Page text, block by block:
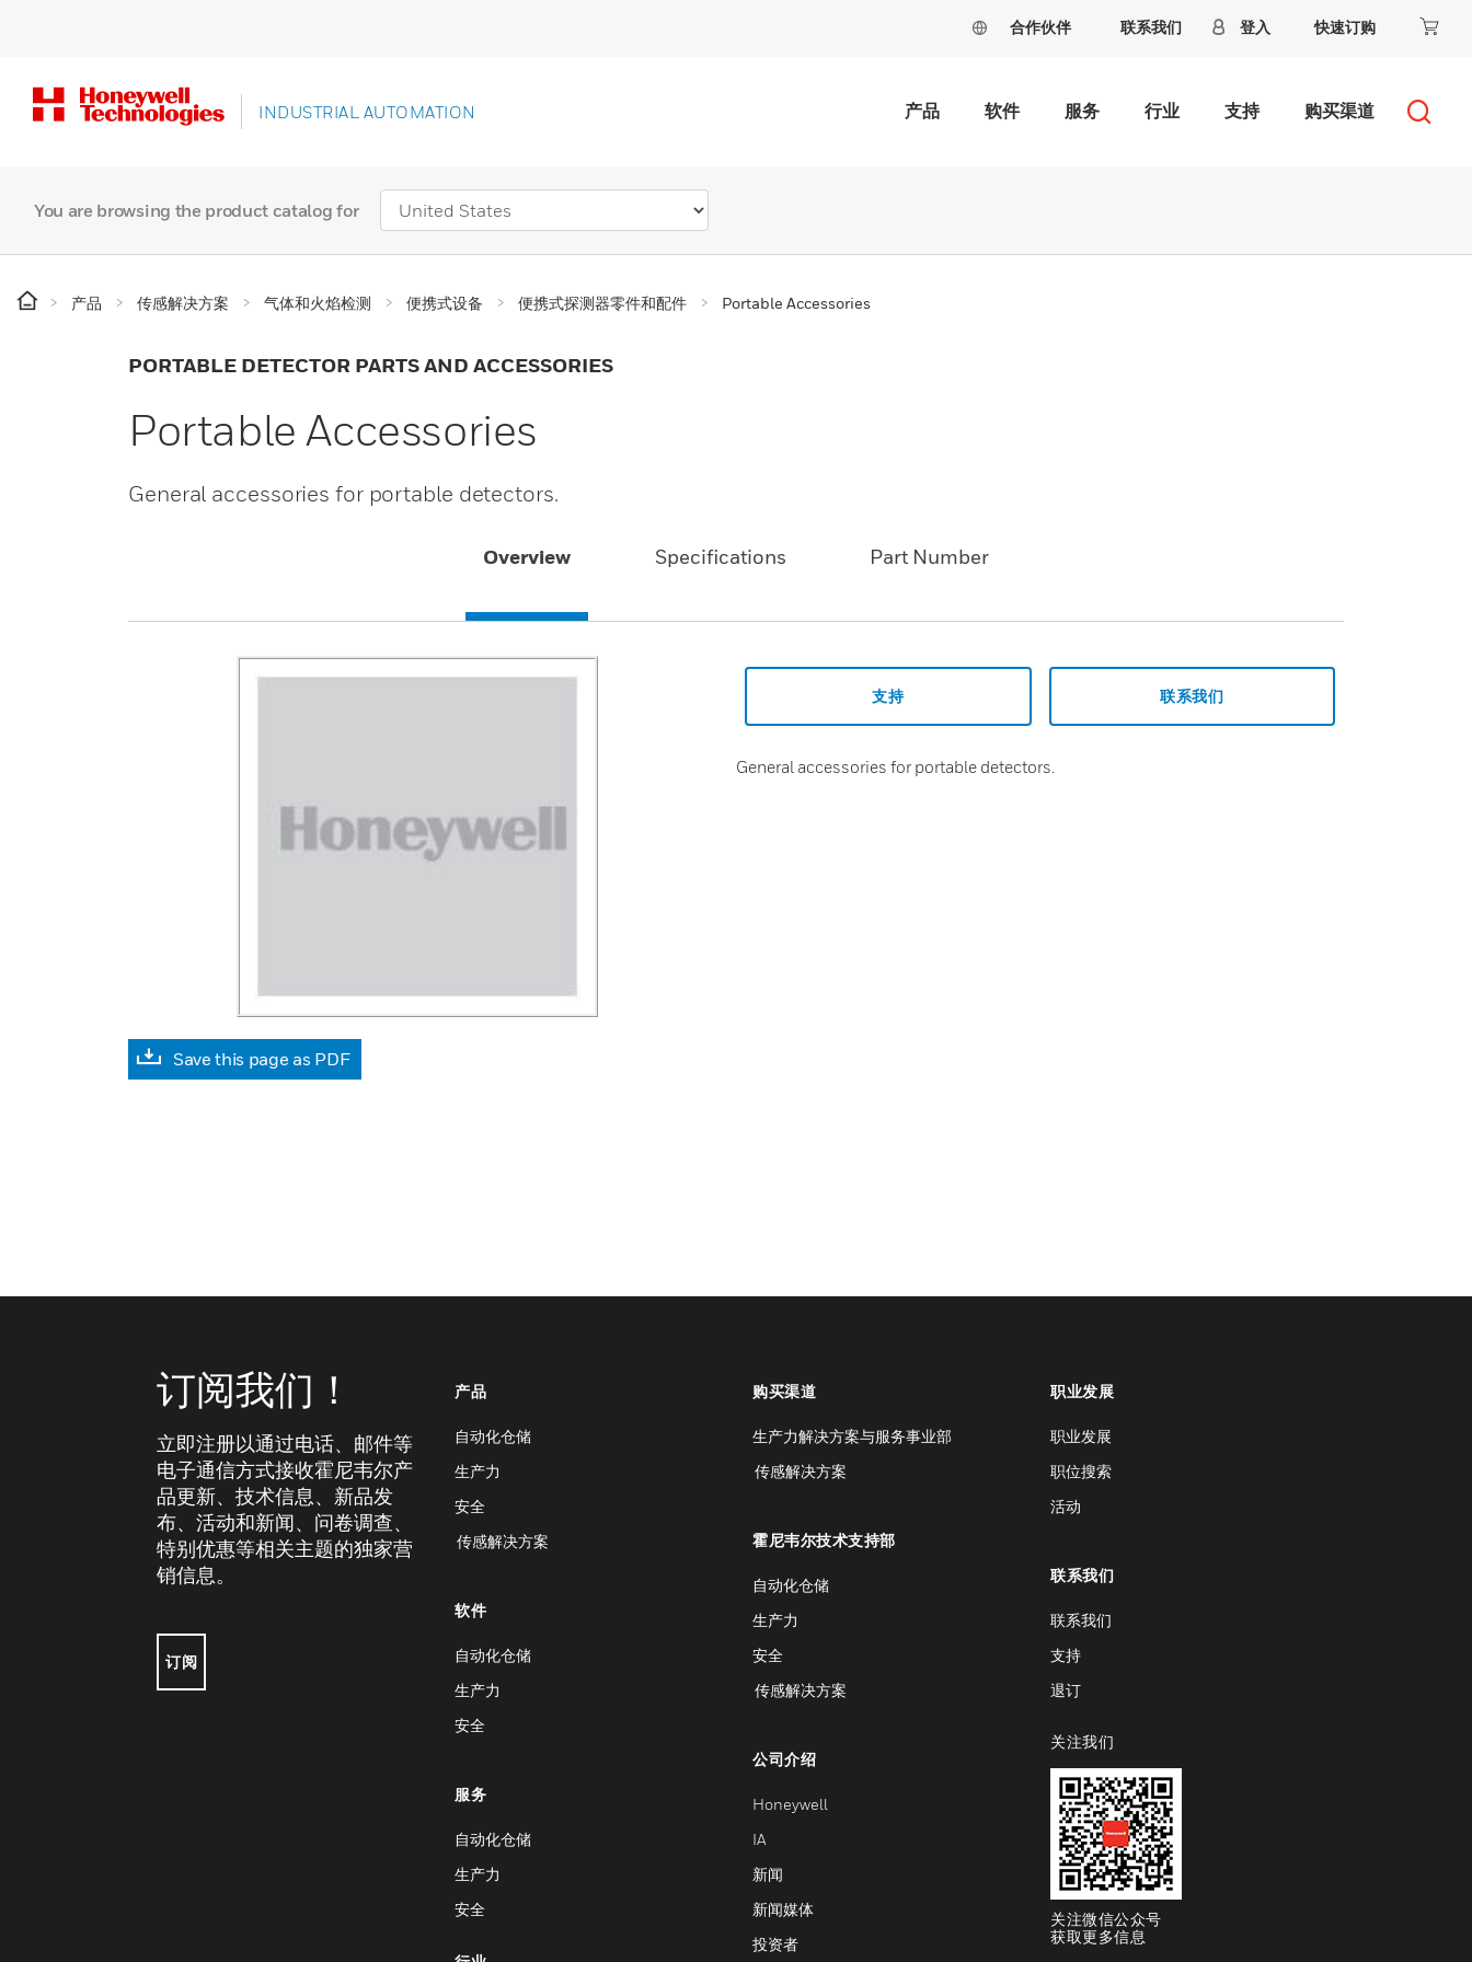
合作伙伴 联系我们 登入 快速订购
INDUSTRIAL AUTOMATION 产品 软件 服务 行业 支持 购买渠道
You are browsing the product catalog for
产品 传感解决方案 气体和火焰检测 便携式设备 便携式探测器零件和配件 Portable Accessories
PORTABLE DETECTOR PARTS AND ACCESSORIES
Portable Accessories
General accessories for portable detectors.
Overview Specifications Part Number
Save this page as PDF
支持 联系我们
General accessories for portable detectors.
订阅我们！
立即注册以通过电话、邮件等
电子通信方式接收霍尼韦尔产
品更新、技术信息、新品发
布、活动和新闻、问卷调查、
特别优惠等相关主题的独家营
销信息。
订阅
产品
自动化仓储
生产力
安全
传感解决方案
软件
自动化仓储
生产力
安全
服务
自动化仓储
生产力
安全
购买渠道
生产力解决方案与服务事业部
传感解决方案
霍尼韦尔技术支持部
自动化仓储
生产力
安全
传感解决方案
公司介绍
Honeywell
IA
新闻
新闻媒体
投资者
职业发展
职业发展
职位搜索
活动
联系我们
联系我们
支持
退订
关注我们
关注微信公众号
获取更多信息